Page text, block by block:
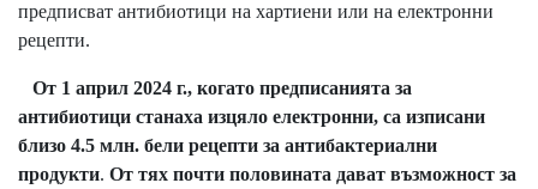
предписват антибиотици на хартиени или на електронни
рецепти.
От 1 април 2024 г., когато предписанията за
антибиотици станаха изцяло електронни, са изписани
близо 4.5 млн. бели рецепти за антибактериални
продукти. От тях почти половината дават възможност за